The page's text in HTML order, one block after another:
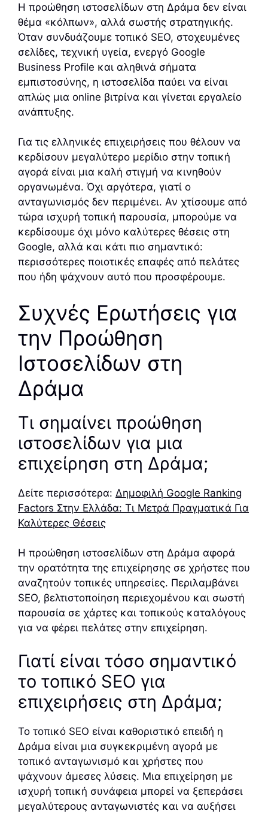
Η προώθηση ιστοσελίδων στη Δράμα δεν είναι
θέμα «κόλπων», αλλά σωστής στρατηγικής.
Όταν συνδυάζουμε τοπικό SEO, στοχευμένες
σελίδες, τεχνική υγεία, ενεργό Google
Business Profile και αληθινά σήματα
εμπιστοσύνης, η ιστοσελίδα παύει να είναι
απλώς μια online βιτρίνα και γίνεται εργαλείο
ανάπτυξης.
Για τις ελληνικές επιχειρήσεις που θέλουν να
κερδίσουν μεγαλύτερο μερίδιο στην τοπική
αγορά είναι μια καλή στιγμή να κινηθούν
οργανωμένα. Όχι αργότερα, γιατί ο
ανταγωνισμός δεν περιμένει. Αν χτίσουμε από
τώρα ισχυρή τοπική παρουσία, μπορούμε να
κερδίσουμε όχι μόνο καλύτερες θέσεις στη
Google, αλλά και κάτι πιο σημαντικό:
περισσότερες ποιοτικές επαφές από πελάτες
που ήδη ψάχνουν αυτό που προσφέρουμε.
Συχνές Ερωτήσεις για
την Προώθηση
Ιστοσελίδων στη
Δράμα
Τι σημαίνει προώθηση
ιστοσελίδων για μια
επιχείρηση στη Δράμα;
Δείτε περισσότερα: Δημοφιλή Google Ranking
Factors Στην Ελλάδα: Τι Μετρά Πραγματικά Για
Καλύτερες Θέσεις
Η προώθηση ιστοσελίδων στη Δράμα αφορά
την ορατότητα της επιχείρησης σε χρήστες που
αναζητούν τοπικές υπηρεσίες. Περιλαμβάνει
SEO, βελτιστοποίηση περιεχομένου και σωστή
παρουσία σε χάρτες και τοπικούς καταλόγους
για να φέρει πελάτες στην επιχείρηση.
Γιατί είναι τόσο σημαντικό
το τοπικό SEO για
επιχειρήσεις στη Δράμα;
Το τοπικό SEO είναι καθοριστικό επειδή η
Δράμα είναι μια συγκεκριμένη αγορά με
τοπικό ανταγωνισμό και χρήστες που
ψάχνουν άμεσες λύσεις. Μια επιχείρηση με
ισχυρή τοπική συνάφεια μπορεί να ξεπεράσει
μεγαλύτερους ανταγωνιστές και να αυξήσει